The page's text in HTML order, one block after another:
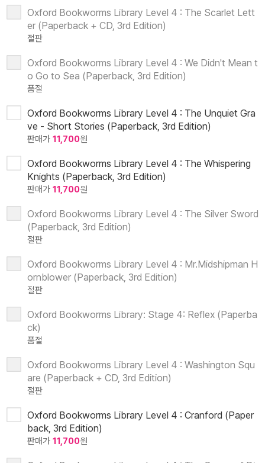
Oxford Bookworms Library Level 4 : The Scarlet Lett
er (Paperback + CD, 3rd Edition)
절판
Oxford Bookworms Library Level 4 : We Didn't Mean t
o Go to Sea (Paperback, 3rd Edition)
품절
Oxford Bookworms Library Level 4 : The Unquiet Gra
ve - Short Stories (Paperback, 3rd Edition)
판매가 11,700원
Oxford Bookworms Library Level 4 : The Whispering
Knights (Paperback, 3rd Edition)
판매가 11,700원
Oxford Bookworms Library Level 4 : The Silver Sword
(Paperback, 3rd Edition)
절판
Oxford Bookworms Library Level 4 : Mr.Midshipman H
ornblower (Paperback, 3rd Edition)
절판
Oxford Bookworms Library: Stage 4: Reflex (Paperba
ck)
품절
Oxford Bookworms Library Level 4 : Washington Squ
are (Paperback + CD, 3rd Edition)
절판
Oxford Bookworms Library Level 4 : Cranford (Paper
back, 3rd Edition)
판매가 11,700원